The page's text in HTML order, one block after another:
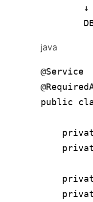
        ↓
java
@Service
public